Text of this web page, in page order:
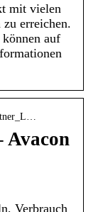
mit vielen
erreichen.
auf
Verbrauch